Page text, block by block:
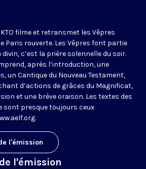
filme et retransmet les Vêpres
Paris rouverte. Les Vêpres font partie
divin, c’est la prière solennelle du soir.
après l’introduction, une
un Cantique du Nouveau Testament,
d’actions de grâces du Magnificat,
et une brève oraison. Les textes des
sont presque toujours ceux
.
l'émission
l'émission